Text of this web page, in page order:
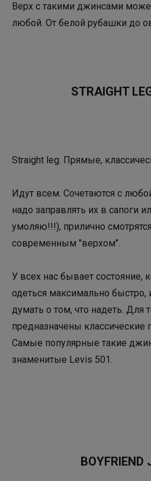
Верх с такими джинсами
любой. От белой рубашки до
STRAIGHT
Straight leg. Прямые,
Идут всем. Сочетаются с
надо заправлять их в сапоги
умоляю!!!), прилично
современным "верхом".
У всех нас бывает состояние,
одеться максимально
думать о том, что надеть. Для
предназначены
Самые популярные такие
знаменитые Levis 501.
BOYFRIEND